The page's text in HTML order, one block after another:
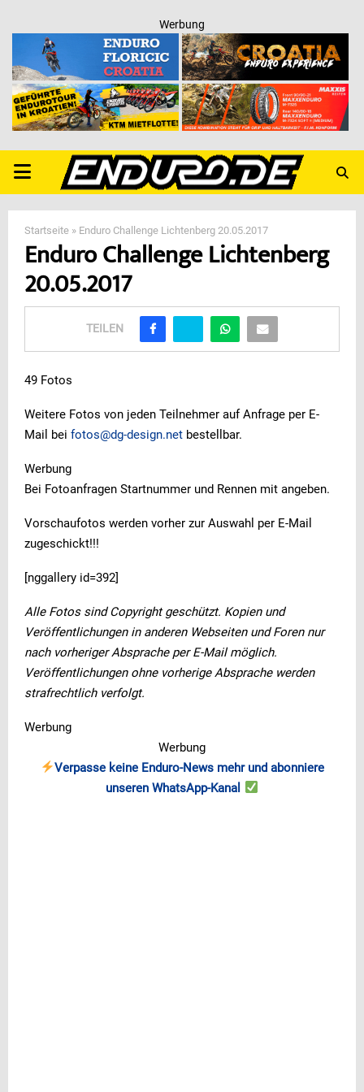
Werbung
PRIMARY
MENU
Startseite » Enduro Challenge Lichtenberg 20.05.2017
Enduro Challenge Lichtenberg
20.05.2017
TEILEN
49 Fotos
Weitere Fotos von jeden Teilnehmer auf Anfrage per E-
Mail bei fotos@dg-design.net bestellbar.
Werbung
Bei Fotoanfragen Startnummer und Rennen mit angeben.
Vorschaufotos werden vorher zur Auswahl per E-Mail
zugeschickt!!!
[nggallery id=392]
Alle Fotos sind Copyright geschützt. Kopien und
Veröffentlichungen in anderen Webseiten und Foren nur
nach vorheriger Absprache per E-Mail möglich.
Veröffentlichungen ohne vorherige Absprache werden
strafrechtlich verfolgt.
Werbung
Werbung
Verpasse keine Enduro-News mehr und abonniere
unseren WhatsApp-Kanal